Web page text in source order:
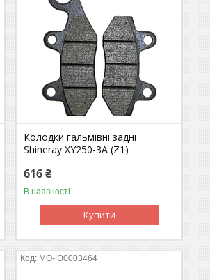
Колодки гальмівні задні
Shineray XY250-3A (Z1)
616 ₴
В наявності
Купити
MO-Ю0003464